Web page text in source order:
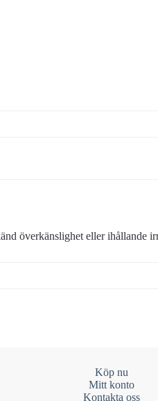
överkänslighet eller ihållande
Köp nu
Mitt konto
Kontakta oss